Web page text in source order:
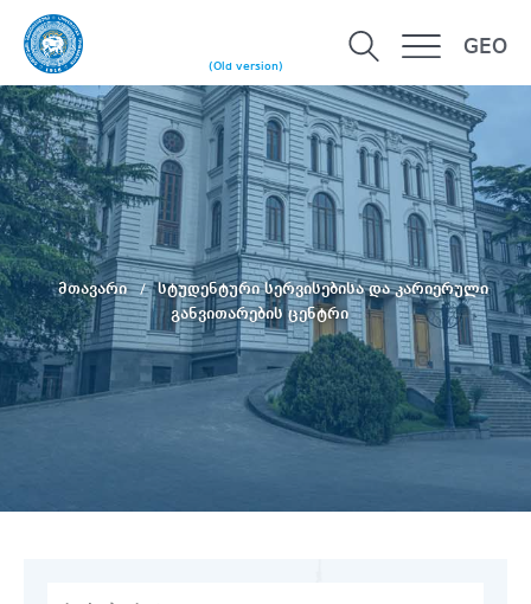
(Old version)
GEO
მთავარი
სტუდენტური სერვისებისა და კარიერული
განვითარების ცენტრი